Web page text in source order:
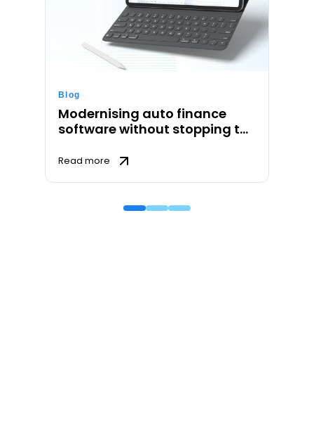
Blog
Modernising auto finance
software without stopping the
Read more